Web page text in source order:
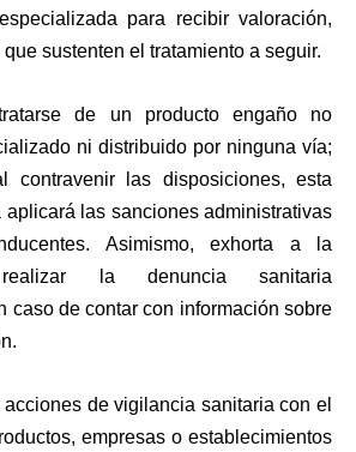
para recibir valoración,
sustenten el tratamiento a seguir.
de un producto engaño no
ni distribuido por ninguna vía;
contravenir las disposiciones, esta
aplicará las sanciones administrativas
Asimismo, exhorta a la
la denuncia sanitaria
caso de contar con información sobre
de vigilancia sanitaria con el
empresas o establecimientos